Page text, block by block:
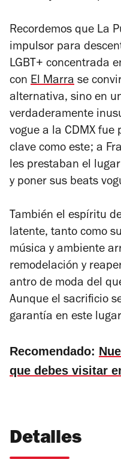
Recordemos que La
impulsor para
LGBT+ concentrada
con El Marra se
alternativa, sino en
verdaderamente
vogue a la CDMX
clave como este; a
les prestaban el
y poner sus beats
También el espíritu
latente, tanto como
música y ambiente
remodelación y
antro de moda del
Aunque el sacrificio
garantía en este
Recomendado:
que debes visitar
Detalles